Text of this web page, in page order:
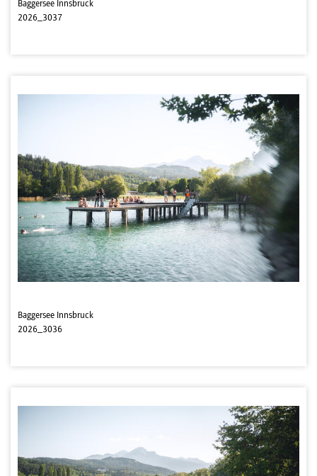
Baggersee Innsbruck
2026_3037
Baggersee Innsbruck
2026_3036